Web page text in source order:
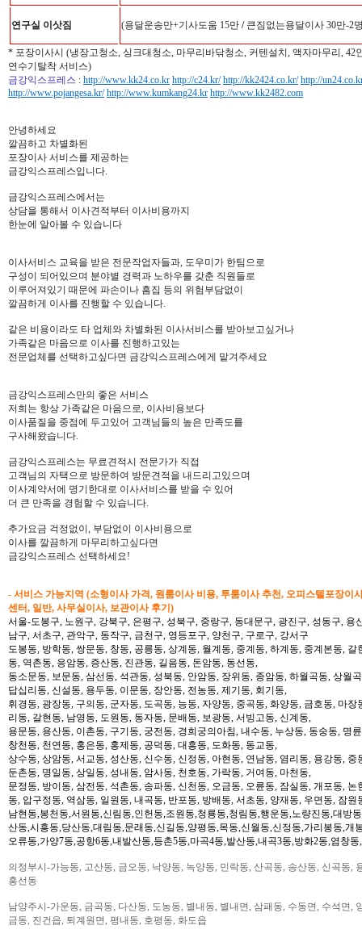
연구실 이삿짐 (용달운송만+기사도움 15만 /큰짐없는용달이사 30만-2
* 포장이사시 (냉장고청소, 싱크대청소, 마무리바닦청소, 커텐설치, 액자마무리,
연수기탈착 서비스)
금강익스프레스 : http://www.kk24.co.kr http://c24.kr/ http://kk2424.co.kr/ http://
http://www.pojangesa.kr/ http://www.kumkang24.kr http://www.kk2482.com
안녕하세요
깔끔하고 차별화된
포장이사 서비스를 제공하는
금강익스프레스입니다.
금강익스프레스에서는
상담을 통해서 이사견적부터 이사비용까지
한눈에 알아볼 수 있습니다
이사서비스 교육을 받은 전문작업자들과, 도우미가 한팀으로
구성이 되어있으며 분야별 경력과 노하우를 갖춘 직원들로
이루어져있기 때문에 파손이나 흠집 등의 위험부담없이
깔끔하게 이사를 진행할 수 있습니다.
같은 비용이라도 타 업체와 차별화된 이사서비스를 받아보고싶거나
가족같은 마음으로 이사를 진행하고있는
전문업체를 선택하고싶다면 금강익스프레스에게 맡겨주세요
금강익스프레스만의 좋은 서비스
저희는 항상 가족같은 마음으로, 이사비용보다
이사품질을 중점에 두고있어 고객님들의 높은 만족도를
구사해왔습니다.
금강익스프레스는 무료견적시 전문가가 직접
고객님의 자택으로 방문하여 방문견적을 내드리고있으며
이사계약서에 명기한대로 이사서비스를 받을 수 있어
더 큰 만족을 경험할 수 있습니다.
추가요금 걱정없이, 부담없이 이사비용으로
이사를 깔끔하게 마무리하고싶다면
금강익스프레스 선택하세요!
- 서비스 가능지역 (소형이사 가격, 원룸이사 비용, 투룸이사 추천, 오피스텔포장이
센터, 일반, 사무실이사, 보관이사 후기)
서울-도봉구, 노원구, 강북구, 은평구, 성북구, 중랑구, 동대문구, 광진구, 성동구,
남구, 서초구, 관악구, 동작구, 금천구, 영등포구, 양천구, 구로구, 강서구
도봉동, 방학동, 쌍문동, 창동, 공릉동, 상계동, 월계동, 중계동, 하계동, 중계본동,
동, 역촌동, 응암동, 증산동, 진관동, 길음동, 돈암동, 동선동,
동소문동, 보문동, 삼선동, 석관동, 성북동, 안암동, 장위동, 종암동, 하월곡동, 상월
답십리동, 신설동, 용두동, 이문동, 장안동, 전농동, 제기동, 회기동,
휘경동, 광장동, 구의동, 군자동, 도곡동, 능동, 자양동, 중곡동, 화양동, 금호동, 마
리동, 갈현동, 남영동, 도원동, 동자동, 문배동, 보광동, 서빙고동, 신계동,
용문동, 용산동, 이촌동, 구기동, 궁전동, 경희궁의아침, 내수동, 누상동, 동숭동, 명
창천동, 천연동, 홍은동, 홍제동, 공덕동, 대흥동, 도화동, 동교동,
상수동, 상암동, 서교동, 성산동, 신수동, 신정동, 아현동, 연남동, 염리동, 용강동,
둔촌동, 명일동, 상일동, 성내동, 암사동, 천호동, 가락동, 거여동, 마천동,
문정동, 방이동, 삼전동, 석촌동, 송파동, 신천동, 오금동, 오륜동, 잠실동, 개포동,
동, 압구정동, 역삼동, 일원동, 내곡동, 반포동, 방배동, 서초동, 양재동, 우면동, 잠원
남현동,봉천동,서원동,신림동,인헌동,조원동,청룡동,청림동,행운동,노량진동,대방
산동,시흥동,당산동,대림동,문래동,신길동,양평동,목동,신월동,신정동,가리봉동,개
오류동,가양7동,공항6동,내발산동,등촌5동,마곡4동,발산동,내곡3동,방화2동,염창동
의정부시-가능동, 고산동, 금오동, 낙양동, 녹양동, 민락동, 산곡동, 송산동, 신곡동,
흥선동
남양주시-가운동, 금곡동, 다산동, 도농동, 별내동, 별내면, 삼패동, 수동면, 수석면,
금동, 진건읍, 퇴계원면, 평내동, 호평동, 화도읍